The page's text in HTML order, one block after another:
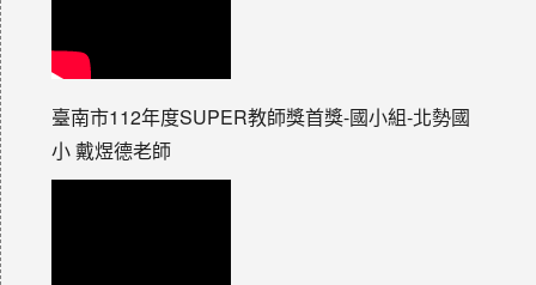
臺南市112年度SUPER教師獎首獎-國小組-北勢國
小 戴煜德老師